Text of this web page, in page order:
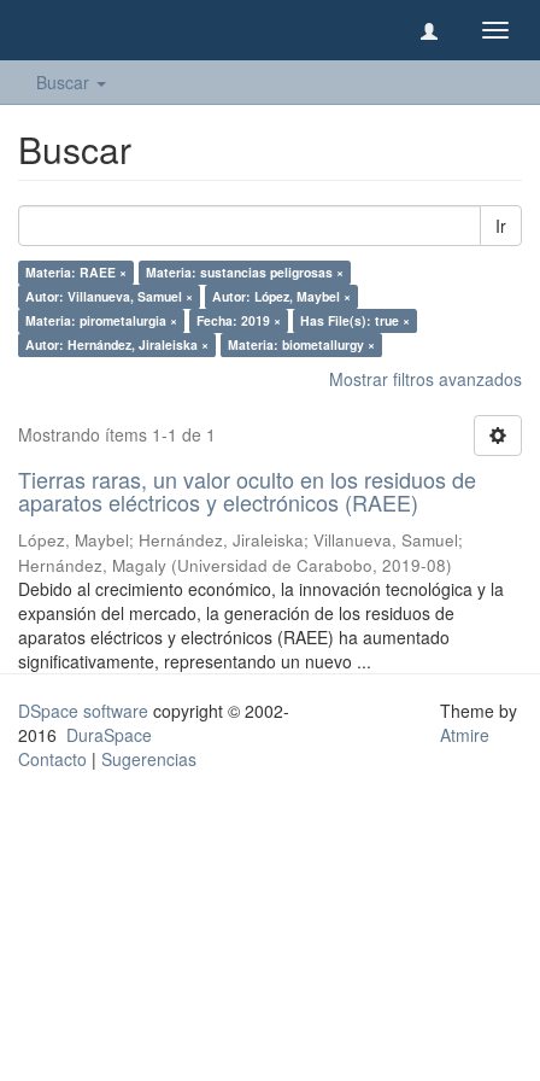
Buscar
Buscar
Ir
Materia: RAEE ×
Materia: sustancias peligrosas ×
Autor: Villanueva, Samuel ×
Autor: López, Maybel ×
Materia: pirometalurgia ×
Fecha: 2019 ×
Has File(s): true ×
Autor: Hernández, Jiraleiska ×
Materia: biometallurgy ×
Mostrar filtros avanzados
Mostrando ítems 1-1 de 1
Tierras raras, un valor oculto en los residuos de
aparatos eléctricos y electrónicos (RAEE)
López, Maybel; Hernández, Jiraleiska; Villanueva, Samuel;
Hernández, Magaly (Universidad de Carabobo, 2019-08)
Debido al crecimiento económico, la innovación tecnológica y la
expansión del mercado, la generación de los residuos de
aparatos eléctricos y electrónicos (RAEE) ha aumentado
significativamente, representando un nuevo ...
DSpace software copyright © 2002-
2016 DuraSpace
Contacto | Sugerencias
Theme by
Atmire